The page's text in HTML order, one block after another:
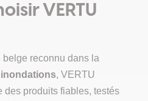
VERTU
belge reconnu dans la
, VERTU
des produits fiables, testés